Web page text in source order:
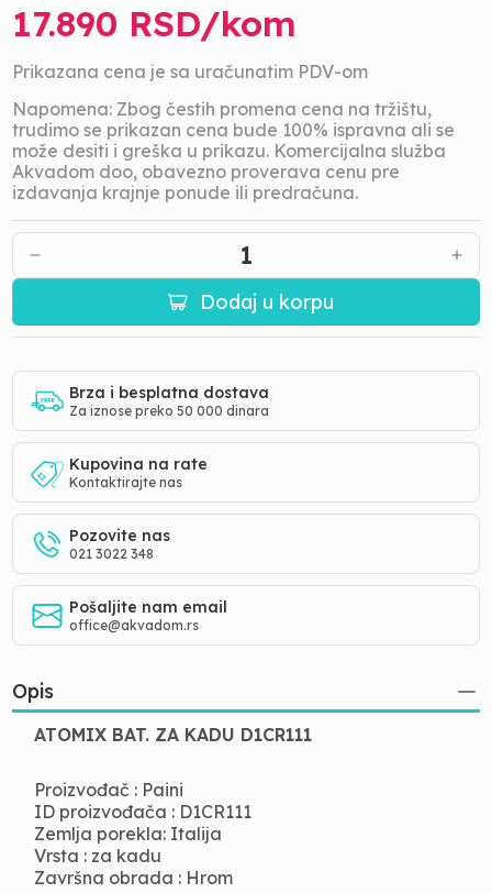
17.890 RSD/kom
Prikazana cena je sa uračunatim PDV-om
Napomena: Zbog čestih promena cena na tržištu,
trudimo se prikazan cena bude 100% ispravna ali se
može desiti i greška u prikazu. Komercijalna služba
Akvadom doo, obavezno proverava cenu pre
izdavanja krajnje ponude ili predračuna.
1
Dodaj u korpu
Brza i besplatna dostava
Za iznose preko 50 000 dinara
Kupovina na rate
Kontaktirajte nas
Pozovite nas
021 3022 348
Pošaljite nam email
office@akvadom.rs
Opis
ATOMIX BAT. ZA KADU D1CR111
Proizvođač : Paini
ID proizvođača : D1CR111
Zemlja porekla: Italija
Vrsta : za kadu
Završna obrada : Hrom